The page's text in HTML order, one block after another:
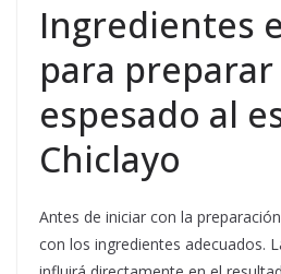
Ingredientes
para
espesado al
Chiclayo
Antes de iniciar con la
con los ingredientes adecuados.